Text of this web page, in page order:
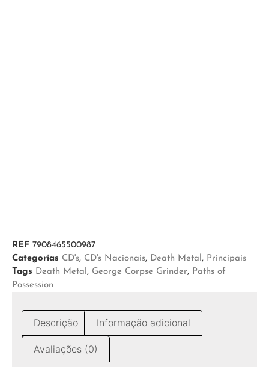
REF 7908465500987
Categorias CD's, CD's Nacionais, Death Metal , Principais
Tags Death Metal , George Corpse Grinder, Paths of
Possession
Descrição Informação adicional
Avaliações (0)